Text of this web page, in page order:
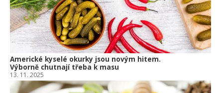
Americké kyselé okurky jsou novým hitem.
Výborně chutnají třeba k masu
13. 11. 2025